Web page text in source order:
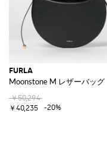
FURLA
Moonstone M レザーバッグ
￥50,294
￥40,235
-20%